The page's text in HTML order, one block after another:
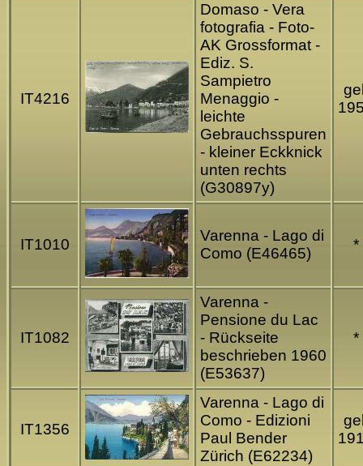
IT4216
Domaso - Vera
fotografia - Foto-
AK Grossformat -
Ediz. S.
Sampietro
Menaggio -
leichte
Gebrauchsspuren
- kleiner Eckknick
unten rechts
(G30897y)
IT1010
Varenna - Lago di
Como (E46465)
*
IT1082
Varenna -
Pensione du Lac
- Rückseite
beschrieben 1960
(E53637)
*
IT1356
Varenna - Lago di
Como - Edizioni
Paul Bender
Zürich (E62234)